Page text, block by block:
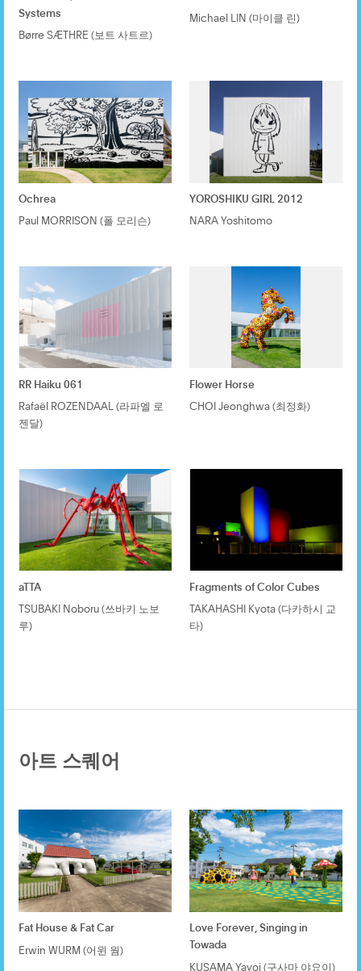
Systems
Børre SÆTHRE (보트 사트르)
Michael LIN (마이클 린)
Ochrea
Paul MORRISON (폴 모리슨)
YOROSHIKU GIRL 2012
NARA Yoshitomo
RR Haiku 061
Rafaël ROZENDAAL (라파엘 로
젠달)
Flower Horse
CHOI Jeonghwa (최정화)
aTTA
TSUBAKI Noboru (쓰바키 노보
루)
Fragments of Color Cubes
TAKAHASHI Kyota (다카하시 교
타)
아트 스퀘어
Fat House & Fat Car
Erwin WURM (어윈 웜)
Love Forever, Singing in
Towada
KUSAMA Yayoi (구사마 야요이)